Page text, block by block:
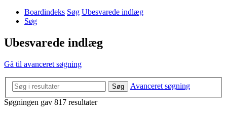
Boardindeks Søg Ubesvarede indlæg
Søg
Ubesvarede indlæg
Gå til avanceret søgning
Søg
Avanceret søgning
Søgningen gav 817 resultater